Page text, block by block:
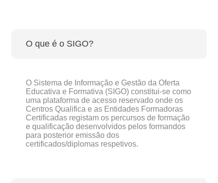
O que é o SIGO?
O Sistema de Informação e Gestão da Oferta
Educativa e Formativa (SIGO) constitui-se como
uma plataforma de acesso reservado onde os
Centros Qualifica e as Entidades Formadoras
Certificadas registam os percursos de formação
e qualificação desenvolvidos pelos formandos
para posterior emissão dos
certificados/diplomas respetivos.